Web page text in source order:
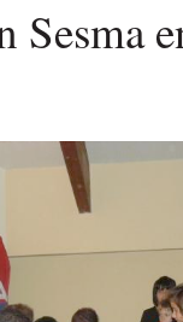
Sesma